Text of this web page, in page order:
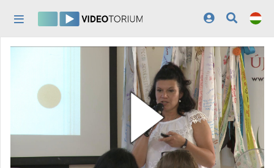
Felfedezés
Lejátszási listák